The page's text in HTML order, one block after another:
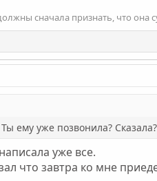
2 года назад . Ещё знает мой
недель.
либо употреблять
незнаю. И, если честно,
которым я ничего не
сначала признать, что она
ему уже позвонила?
уже все.
что завтра ко мне